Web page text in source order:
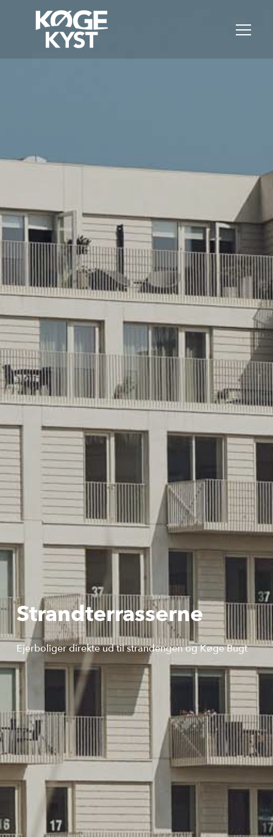
Strandterrasserne
Ejerboliger direkte ud til strandengen og Køge Bugt